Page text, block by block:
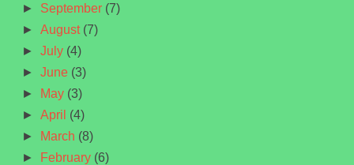
► September (7)
►August (7)
►July (4)
►June (3)
►
May (3)
►April (4)
►
March (8)
►
February (6)